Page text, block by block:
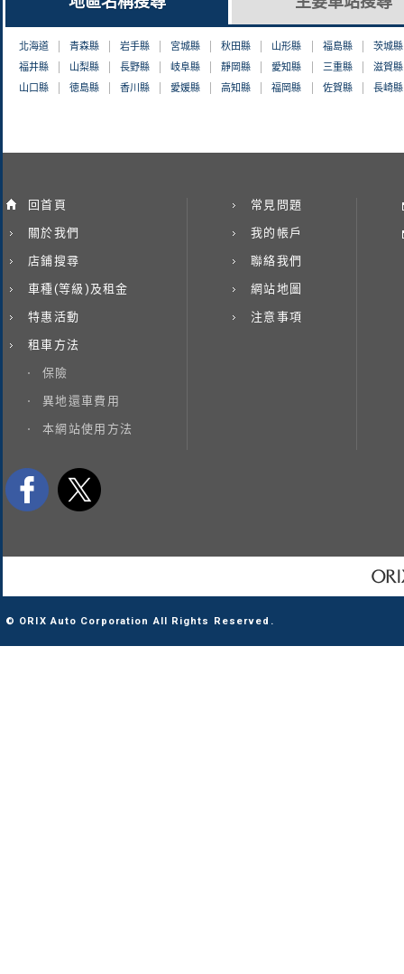
北海道 青森縣 岩手縣 宮城縣 秋田縣 山形縣 福島縣
茨城縣
福井縣
山梨縣 長野縣 岐阜縣 靜岡縣 愛知縣 三重縣
滋賀縣
山口縣
徳島縣 香川縣 愛媛縣 高知縣 福岡縣 佐賀縣 長崎縣
回首頁
關於我們
店鋪搜尋
車種(等級)及租金
特惠活動
租車方法
保險
異地還車費用
本網站使用方法
常見問題
我的帳戶
聯絡我們
網站地圖
注意事項
© ORIX Auto Corporation All Rights Reserved.